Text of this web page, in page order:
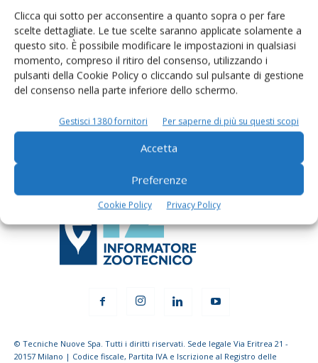
Clicca qui sotto per acconsentire a quanto sopra o per fare
scelte dettagliate. Le tue scelte saranno applicate solamente a
questo sito. È possibile modificare le impostazioni in qualsiasi
momento, compreso il ritiro del consenso, utilizzando i
pulsanti della Cookie Policy o cliccando sul pulsante di gestione
del consenso nella parte inferiore dello schermo.
Gestisci 1380 fornitori Per saperne di più su questi scopi
Accetta
Preferenze
Cookie Policy Privacy Policy
Rimani aggiornato sul mondo
dell’agricoltura
Iscriviti alle nostre newsletter
© Tecniche Nuove Spa. Tutti i diritti riservati. Sede legale Via Eritrea 21 -
20157 Milano | Codice fiscale, Partita IVA e Iscrizione al Registro delle